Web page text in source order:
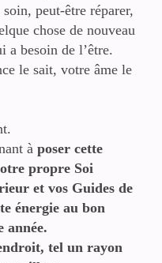
peut-être réparer,
chose de nouveau
a besoin de l’être.
le sait, votre âme le
à poser cette
propre Soi
et vos Guides de
énergie au bon
année.
tel un rayon